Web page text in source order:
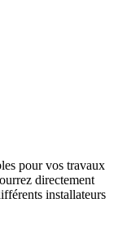
pour vos travaux
directement
installateurs